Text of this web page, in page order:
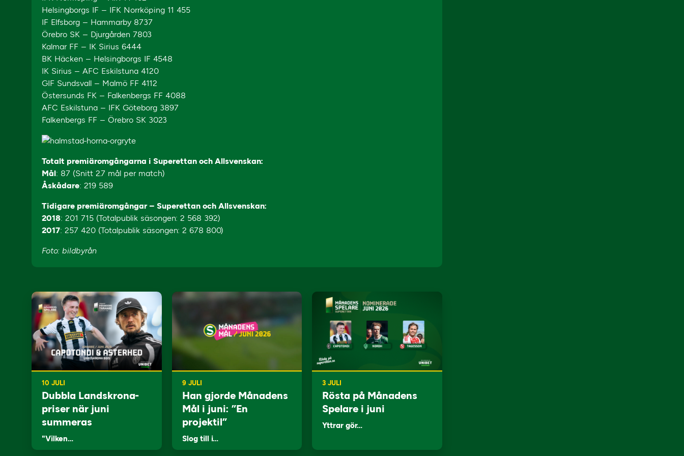
Helsingborgs IF – IFK Norrköping 11 455
IF Elfsborg – Hammarby 8737
Örebro SK – Djurgården 7803
Kalmar FF – IK Sirius 6444
BK Häcken – Helsingborgs IF 4548
IK Sirius – AFC Eskilstuna 4120
GIF Sundsvall – Malmö FF 4112
Östersunds FK – Falkenbergs FF 4088
AFC Eskilstuna – IFK Göteborg 3897
Falkenbergs FF – Örebro SK 3023
Totalt premiäromgångarna i Superettan och Allsvenskan:
Mål: 87 (Snitt 2.7 mål per match)
Åskådare: 219 589
Tidigare premiäromgångar – Superettan och Allsvenskan:
2018: 201 715 (Totalpublik säsongen: 2 568 392)
2017: 257 420 (Totalpublik säsongen: 2 678 800)
Foto: bildbyrån
10 JULI
Dubbla Landskrona-
priser när juni
summeras
"Vilken…
9 JULI
Han gjorde Månadens
Mål i juni: ”En
projektil”
Slog till i…
3 JULI
Rösta på Månadens
Spelare i juni
Yttrar gör…